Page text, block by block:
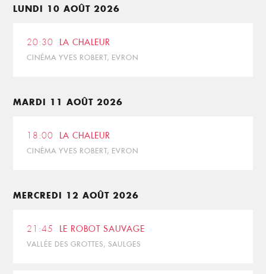
LUNDI 10 AOÛT 2026
20:30 LA CHALEUR
CINÉMA YVES ROBERT, EVRON
MARDI 11 AOÛT 2026
18:00 LA CHALEUR
CINÉMA YVES ROBERT, EVRON
MERCREDI 12 AOÛT 2026
21:45 LE ROBOT SAUVAGE
VALLÉE DES GROTTES, SAULGES